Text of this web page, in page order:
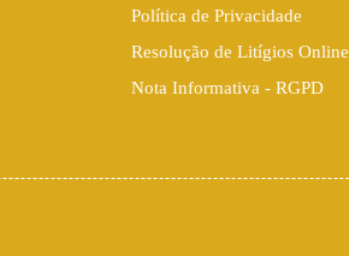
Política de Privacidade
Resolução de Litígios Online
Nota Informativa - RGPD